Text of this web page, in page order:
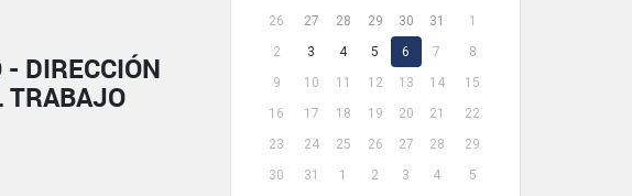
26 27 28 29 30 31
1
2
3 4 5 6 7
8
9
10 11 12 13 14
15
16
17 18 19 20 21
22
23
24 25 26 27 28
29
30
31 1 2 3 4 5
DIRECCIÓN
TRABAJO